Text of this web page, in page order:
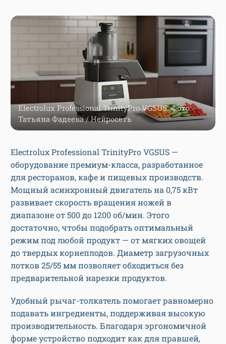
Electrolux Professional TrinityPro VGSUS. Фото:
Татьяна Фадеева / Нейросеть
Electrolux Professional TrinityPro VGSUS —
оборудование премиум-класса, разработанное
для ресторанов, кафе и пищевых производств.
Мощный асинхронный двигатель на 0,75 кВт
развивает скорость вращения ножей в
диапазоне от 500 до 1200 об/мин. Этого
достаточно, чтобы подобрать оптимальный
режим под любой продукт — от мягких овощей
до твердых корнеплодов. Диаметр загрузочных
лотков 25/55 мм позволяет обходиться без
предварительной нарезки продуктов.
Удобный рычаг-толкатель помогает равномерно
подавать ингредиенты, поддерживая высокую
производительность. Благодаря эргономичной
форме устройство подходит как для правшей,